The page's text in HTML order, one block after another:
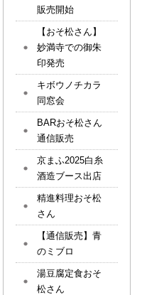
販売開始
【おそ松さん】
妙満寺での御朱
印発売
キボウノチカラ
同窓会
BARおそ松さん
通信販売
京まふ2025白糸
酒造ブース出店
精進料理おそ松
さん
【通信販売】青
のミブロ
湯豆腐定食おそ
松さん